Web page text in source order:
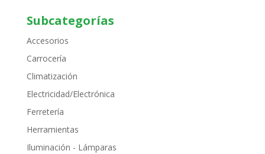
Subcategorías
Accesorios
Carrocería
Climatización
Electricidad/Electrónica
Ferretería
Herramientas
Iluminación - Lámparas